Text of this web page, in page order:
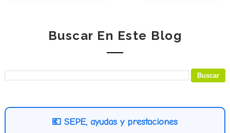
Buscar En Este Blog
💶 SEPE, ayudas y prestaciones